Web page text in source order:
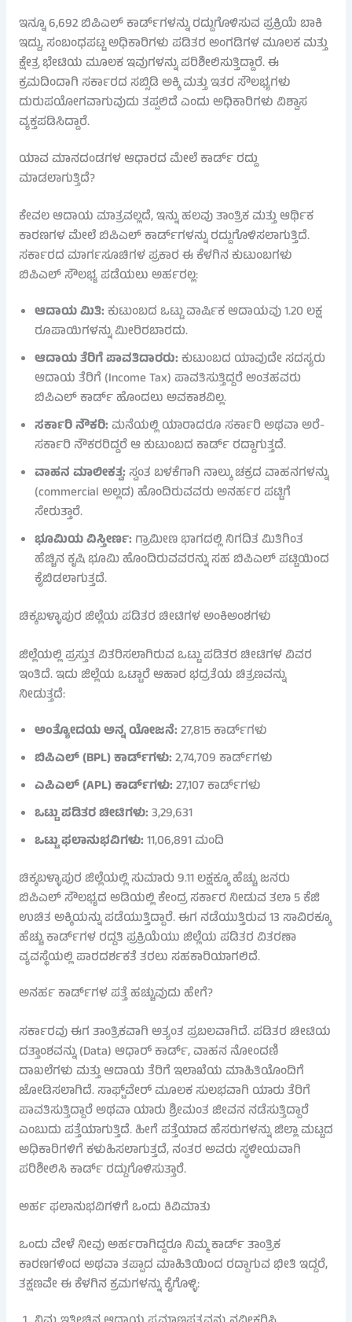
ಇನ್ನೂ 6,692 ಬಿಪಿಎಲ್ ಕಾರ್ಡ್‌ಗಳನ್ನು ರದ್ದುಗೊಳಿಸುವ ಪ್ರಕ್ರಿಯೆ ಬಾಕಿ
ಇದ್ದು, ಸಂಬಂಧಪಟ್ಟ ಅಧಿಕಾರಿಗಳು ಪಡಿತರ ಅಂಗಡಿಗಳ ಮೂಲಕ ಮತ್ತು
ಕ್ಷೇತ್ರ ಭೇಟಿಯ ಮೂಲಕ ಇವುಗಳನ್ನು ಪರಿಶೀಲಿಸುತ್ತಿದ್ದಾರೆ. ಈ
ಕ್ರಮದಿಂದಾಗಿ ಸರ್ಕಾರದ ಸಬ್ಸಿಡಿ ಅಕ್ಕಿ ಮತ್ತು ಇತರ ಸೌಲಭ್ಯಗಳು
ದುರುಪಯೋಗವಾಗುವುದು ತಪ್ಪಲಿದೆ ಎಂದು ಅಧಿಕಾರಿಗಳು ವಿಶ್ವಾಸ
ವ್ಯಕ್ತಪಡಿಸಿದ್ದಾರೆ.
ಯಾವ ಮಾನದಂಡಗಳ ಆಧಾರದ ಮೇಲೆ ಕಾರ್ಡ್ ರದ್ದು
ಮಾಡಲಾಗುತ್ತಿದೆ?
ಕೇವಲ ಆದಾಯ ಮಾತ್ರವಲ್ಲದೆ, ಇನ್ನು ಹಲವು ತಾಂತ್ರಿಕ ಮತ್ತು ಆರ್ಥಿಕ
ಕಾರಣಗಳ ಮೇಲೆ ಬಿಪಿಎಲ್ ಕಾರ್ಡ್‌ಗಳನ್ನು ರದ್ದುಗೊಳಿಸಲಾಗುತ್ತಿದೆ.
ಸರ್ಕಾರದ ಮಾರ್ಗಸೂಚಿಗಳ ಪ್ರಕಾರ ಈ ಕೆಳಗಿನ ಕುಟುಂಬಗಳು
ಬಿಪಿಎಲ್ ಸೌಲಭ್ಯ ಪಡೆಯಲು ಅರ್ಹರಲ್ಲ:
ಆದಾಯ ಮಿತಿ:ಕುಟುಂಬದ ಒಟ್ಟು ವಾರ್ಷಿಕ ಆದಾಯವು 1.20 ಲಕ್ಷ
ರೂಪಾಯಿಗಳನ್ನು ಮೀರಿರಬಾರದು.
ಆದಾಯ ತೆರಿಗೆ ಪಾವತಿದಾರರು:ಕುಟುಂಬದ ಯಾವುದೇ ಸದಸ್ಯರು
ಆದಾಯ ತೆರಿಗೆ (Income Tax) ಪಾವತಿಸುತ್ತಿದ್ದರೆ ಅಂತಹವರು
ಬಿಪಿಎಲ್ ಕಾರ್ಡ್ ಹೊಂದಲು ಅವಕಾಶವಿಲ್ಲ.
ಸರ್ಕಾರಿ ನೌಕರಿ:ಮನೆಯಲ್ಲಿ ಯಾರಾದರೂ ಸರ್ಕಾರಿ ಅಥವಾ ಅರೆ-
ಸರ್ಕಾರಿ ನೌಕರರಿದ್ದರೆ ಆ ಕುಟುಂಬದ ಕಾರ್ಡ್ ರದ್ದಾಗುತ್ತದೆ.
ವಾಹನ ಮಾಲೀಕತ್ವ:ಸ್ವಂತ ಬಳಕೆಗಾಗಿ ನಾಲ್ಕು ಚಕ್ರದ ವಾಹನಗಳನ್ನು
(commercial ಅಲ್ಲದ) ಹೊಂದಿರುವವರು ಅನರ್ಹರ ಪಟ್ಟಿಗೆ
ಸೇರುತ್ತಾರೆ.
ಭೂಮಿಯ ವಿಸ್ತೀರ್ಣ: ಗ್ರಾಮೀಣ ಭಾಗದಲ್ಲಿ ನಿಗದಿತ ಮಿತಿಗಿಂತ
ಹೆಚ್ಚಿನ ಕೃಷಿ ಭೂಮಿ ಹೊಂದಿರುವವರನ್ನು ಸಹ ಬಿಪಿಎಲ್ ಪಟ್ಟಿಯಿಂದ
ಕೈಬಿಡಲಾಗುತ್ತದೆ.
ಚಿಕ್ಕಬಳ್ಳಾಪುರ ಜಿಲ್ಲೆಯ ಪಡಿತರ ಚೀಟಿಗಳ ಅಂಕಿಅಂಶಗಳು
ಜಿಲ್ಲೆಯಲ್ಲಿ ಪ್ರಸ್ತುತ ವಿತರಿಸಲಾಗಿರುವ ಒಟ್ಟು ಪಡಿತರ ಚೀಟಿಗಳ ವಿವರ
ಇಂತಿದೆ. ಇದು ಜಿಲ್ಲೆಯ ಒಟ್ಟಾರೆ ಆಹಾರ ಭದ್ರತೆಯ ಚಿತ್ರಣವನ್ನು
ನೀಡುತ್ತದೆ:
ಅಂತ್ಯೋದಯ ಅನ್ನ ಯೋಜನೆ:27,815 ಕಾರ್ಡ್‌ಗಳು
ಬಿಪಿಎಲ್ (BPL) ಕಾರ್ಡ್‌ಗಳು:2,74,709 ಕಾರ್ಡ್‌ಗಳು
ಎಪಿಎಲ್ (APL) ಕಾರ್ಡ್‌ಗಳು:27,107 ಕಾರ್ಡ್‌ಗಳು
ಒಟ್ಟು ಪಡಿತರ ಚೀಟಿಗಳು:3,29,631
ಒಟ್ಟು ಫಲಾನುಭವಿಗಳು:11,06,891 ಮಂದಿ
ಚಿಕ್ಕಬಳ್ಳಾಪುರ ಜಿಲ್ಲೆಯಲ್ಲಿ ಸುಮಾರು 9.11 ಲಕ್ಷಕ್ಕೂ ಹೆಚ್ಚು ಜನರು
ಬಿಪಿಎಲ್ ಸೌಲಭ್ಯದ ಅಡಿಯಲ್ಲಿ ಕೇಂದ್ರ ಸರ್ಕಾರ ನೀಡುವ ತಲಾ 5 ಕೆಜಿ
ಉಚಿತ ಅಕ್ಕಿಯನ್ನು ಪಡೆಯುತ್ತಿದ್ದಾರೆ. ಈಗ ನಡೆಯುತ್ತಿರುವ 13 ಸಾವಿರಕ್ಕೂ
ಹೆಚ್ಚು ಕಾರ್ಡ್‌ಗಳ ರದ್ದತಿ ಪ್ರಕ್ರಿಯೆಯು ಜಿಲ್ಲೆಯ ಪಡಿತರ ವಿತರಣಾ
ವ್ಯವಸ್ಥೆಯಲ್ಲಿ ಪಾರದರ್ಶಕತೆ ತರಲು ಸಹಕಾರಿಯಾಗಲಿದೆ.
ಅನರ್ಹ ಕಾರ್ಡ್‌ಗಳ ಪತ್ತೆ ಹಚ್ಚುವುದು ಹೇಗೆ?
ಸರ್ಕಾರವು ಈಗ ತಾಂತ್ರಿಕವಾಗಿ ಅತ್ಯಂತ ಪ್ರಬಲವಾಗಿದೆ. ಪಡಿತರ ಚೀಟಿಯ
ದತ್ತಾಂಶವನ್ನು (Data) ಆಧಾರ್ ಕಾರ್ಡ್, ವಾಹನ ನೋಂದಣಿ
ದಾಖಲೆಗಳು ಮತ್ತು ಆದಾಯ ತೆರಿಗೆ ಇಲಾಖೆಯ ಮಾಹಿತಿಯೊಂದಿಗೆ
ಜೋಡಿಸಲಾಗಿದೆ. ಸಾಫ್ಟ್‌ವೇರ್ ಮೂಲಕ ಸುಲಭವಾಗಿ ಯಾರು ತೆರಿಗೆ
ಪಾವತಿಸುತ್ತಿದ್ದಾರೆ ಅಥವಾ ಯಾರು ಶ್ರೀಮಂತ ಜೀವನ ನಡೆಸುತ್ತಿದ್ದಾರೆ
ಎಂಬುದು ಪತ್ತೆಯಾಗುತ್ತಿದೆ. ಹೀಗೆ ಪತ್ತೆಯಾದ ಹೆಸರುಗಳನ್ನು ಜಿಲ್ಲಾ ಮಟ್ಟದ
ಅಧಿಕಾರಿಗಳಿಗೆ ಕಳುಹಿಸಲಾಗುತ್ತದೆ, ನಂತರ ಅವರು ಸ್ಥಳೀಯವಾಗಿ
ಪರಿಶೀಲಿಸಿ ಕಾರ್ಡ್ ರದ್ದುಗೊಳಿಸುತ್ತಾರೆ.
ಅರ್ಹ ಫಲಾನುಭವಿಗಳಿಗೆ ಒಂದು ಕಿವಿಮಾತು
ಒಂದು ವೇಳೆ ನೀವು ಅರ್ಹರಾಗಿದ್ದರೂ ನಿಮ್ಮ ಕಾರ್ಡ್ ತಾಂತ್ರಿಕ
ಕಾರಣಗಳಿಂದ ಅಥವಾ ತಪ್ಪಾದ ಮಾಹಿತಿಯಿಂದ ರದ್ದಾಗುವ ಭೀತಿ ಇದ್ದರೆ,
ತಕ್ಷಣವೇ ಈ ಕೆಳಗಿನ ಕ್ರಮಗಳನ್ನು ಕೈಗೊಳ್ಳಿ: